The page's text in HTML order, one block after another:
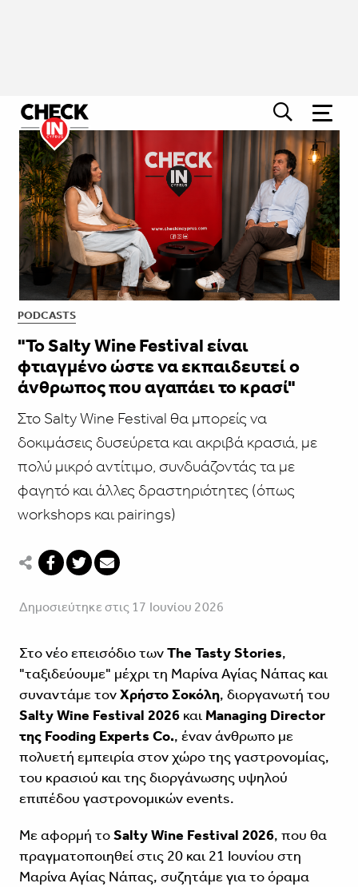
PODCASTS
"Το Salty Wine Festival είναι
φτιαγμένο ώστε να εκπαιδευτεί ο
άνθρωπος που αγαπάει το κρασί"
Στο Salty Wine Festival θα μπορείς να
δοκιμάσεις δυσεύρετα και ακριβά κρασιά, με
πολύ μικρό αντίτιμο, συνδυάζοντάς τα με
φαγητό και άλλες δραστηριότητες (όπως
workshops και pairings)
Δημοσιεύτηκε στις 17 Ιουνίου 2026
Στο νέο επεισόδιο τωνThe Tasty Stories,
"ταξιδεύουμε" μέχρι τη Μαρίνα Αγίας Νάπας και
συναντάμε τονΧρήστο Σοκόλη, διοργανωτή του
Salty Wine Festival 2026και Managing Director
της Fooding Experts Co., έναν άνθρωπο με
πολυετή εμπειρία στον χώρο της γαστρονομίας,
του κρασιού και της διοργάνωσης υψηλού
επιπέδου γαστρονομικών events.
Με αφορμή τοSalty Wine Festival 2026, που θα
πραγματοποιηθεί στις 20 και 21 Ιουνίου στη
Μαρίνα Αγίας Νάπας, συζητάμε για το όραμα